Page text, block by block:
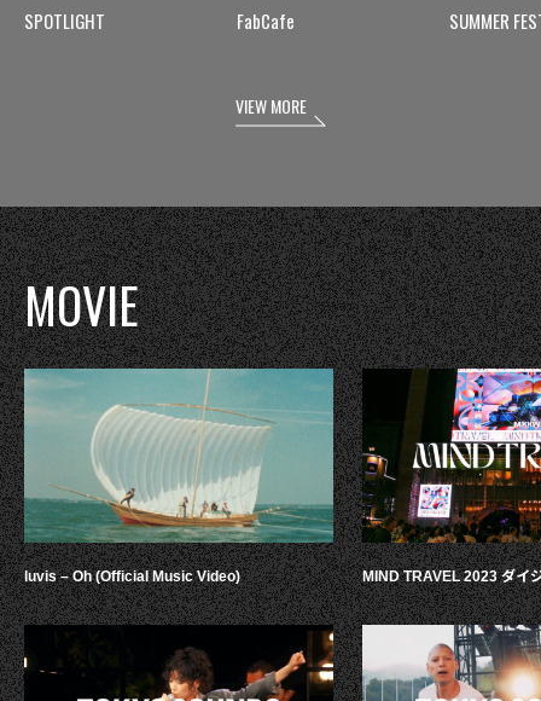
SPOTLIGHT FabCafe SUMMER
VIEW MORE
MOVIE
luvis – Oh (Official Music Video) MIND TRAVEL 2023 ダイ